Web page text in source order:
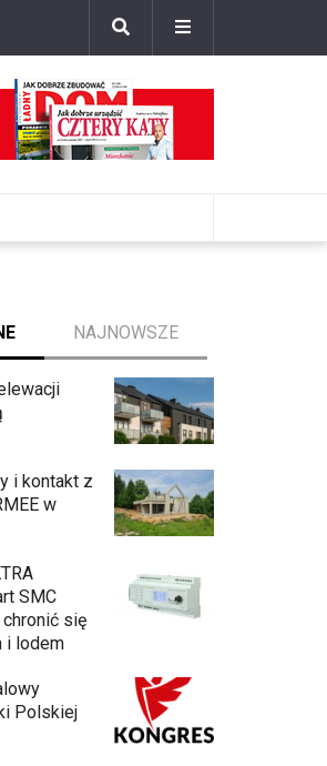
NAJNOWSZE
i kontakt z
w
SMC
się
i lodem
Polskiej